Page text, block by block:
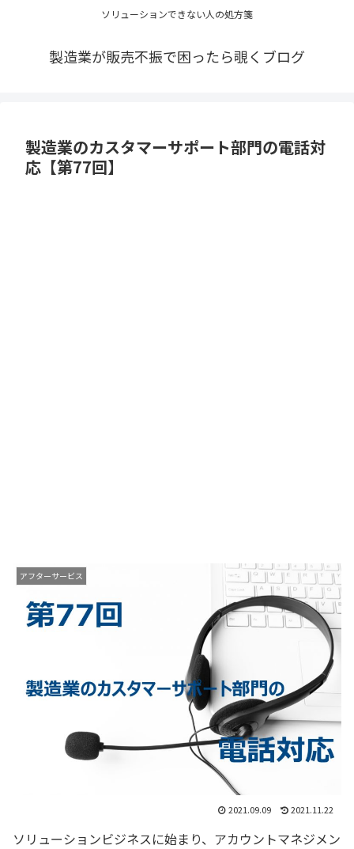
ソリューションできない人の処方箋
製造業が販売不振で困ったら覗くブログ
製造業のカスタマーサポート部門の電話対
応【第77回】
アフターサービス
2021.09.09 2021.11.22
ソリューションビジネスに始まり、アカウントマネジメン